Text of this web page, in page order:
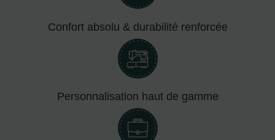
Confort absolu & durabilité renforcée
Personnalisation haut de gamme